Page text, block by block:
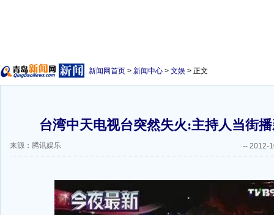
新闻网首页 > 新闻中心 > 文娱 > 正文
台湾中天电视台突然失火:主持人当街
来源：腾讯娱乐 -- 2012-